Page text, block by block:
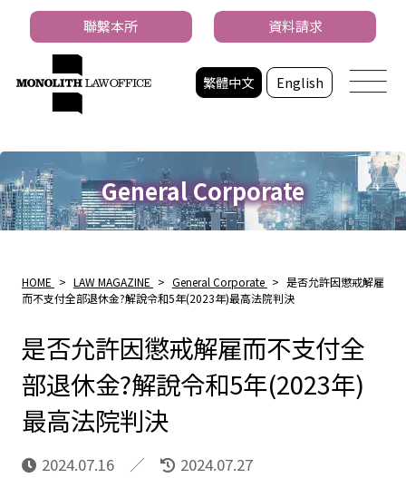
繁體中文 English
聯繫本所 資料請求
General Corporate
HOME > LAW MAGAZINE > General Corporate > 是否允許因懲戒解雇
而不支付全部退休金?解說令和5年(2023年)最高法院判決
是否允許因懲戒解雇而不支付全
部退休金?解說令和5年(2023年)
最高法院判決
2024.07.16 2024.07.27